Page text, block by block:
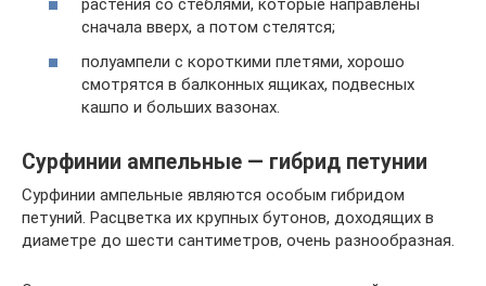
растения со стеблями, которые направлены
сначала вверх, а потом стелятся;
полуампели с короткими плетями, хорошо
смотрятся в балконных ящиках, подвесных
кашпо и больших вазонах.
Сурфинии ампельные — гибрид петунии
Сурфинии ампельные являются особым гибридом
петуний. Расцветка их крупных бутонов, доходящих в
диаметре до шести сантиметров, очень разнообразная.